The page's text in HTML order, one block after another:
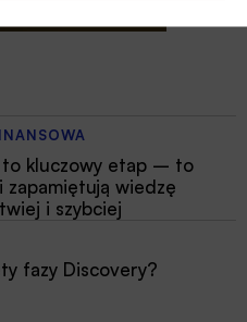
to kluczowy etap – to
wiedzę
i szybciej
fazy Discovery?